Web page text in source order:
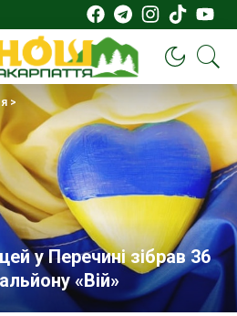
>
у Перечині зібрав 36
«Вій»